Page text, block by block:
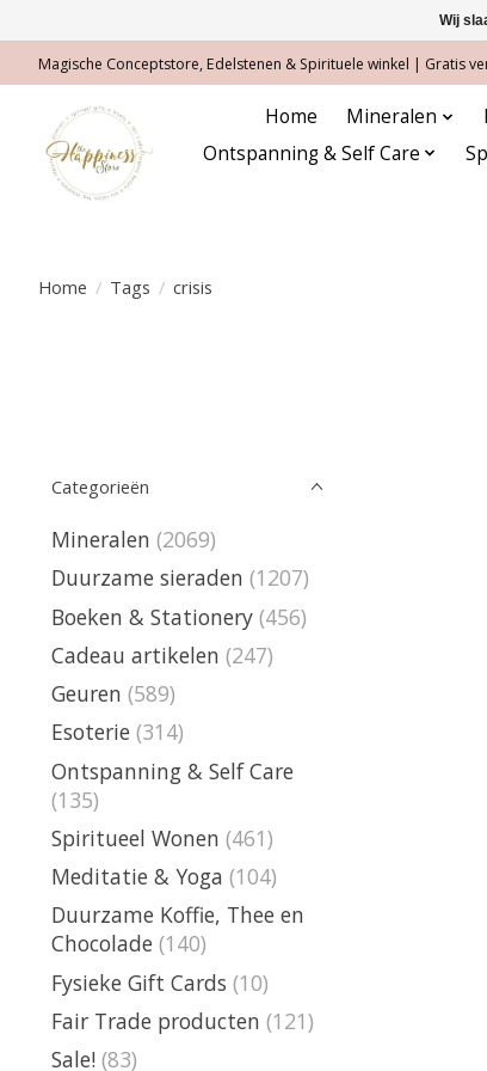
Magische Conceptstore, Edelstenen & Spirituele winkel | Gratis
Home Mineralen
Ontspanning & Self Care
Home / Tags / crisis
Categorieën
Mineralen (2069)
Duurzame sieraden (1207)
Boeken & Stationery (456)
Cadeau artikelen (247)
Geuren (589)
Esoterie (314)
Ontspanning & Self Care
(135)
Spiritueel Wonen (461)
Meditatie & Yoga (104)
Duurzame Koffie, Thee en
Chocolade (140)
Fysieke Gift Cards (10)
Fair Trade producten (121)
Sale! (83)
Wij